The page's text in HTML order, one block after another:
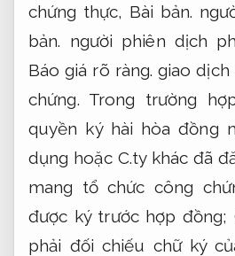
chứng thực, Bài bản.
bản. người phiên dịch
Báo giá rõ ràng. giao dịch
chứng. Trong trường
quyền ký hài hòa đồng
dụng hoặc C.ty khác đã
mang tổ chức công
được ký trước hợp đồng;
phải đối chiếu chữ ký